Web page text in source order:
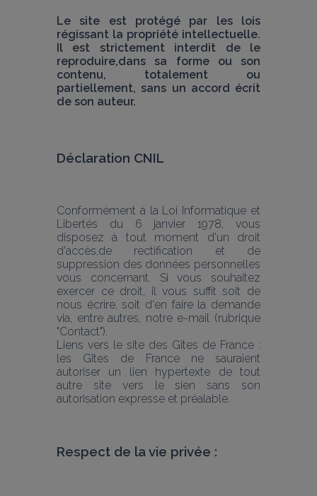
Le site est protégé par les lois
régissant la propriété intellectuelle.
Il est strictement interdit de le
reproduire,dans sa forme ou son
contenu, totalement ou
partiellement, sans un accord écrit
de son auteur.
Déclaration CNIL
Conformément à la Loi Informatique et
Libertés du 6 janvier 1978, vous
disposez à tout moment d'un droit
d'accès,de rectification et de
suppression des données personnelles
vous concernant. Si vous souhaitez
exercer ce droit, il vous suffit soit de
nous écrire, soit d'en faire la demande
via, entre autres, notre e-mail (rubrique
"Contact").
Liens vers le site des Gîtes de France :
les Gîtes de France ne sauraient
autoriser un lien hypertexte de tout
autre site vers le sien sans son
autorisation expresse et préalable.
Respect de la vie privée :